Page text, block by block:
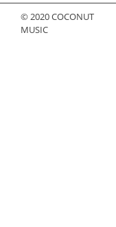
© 2020 COCONUT
MUSIC